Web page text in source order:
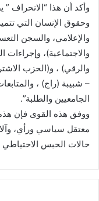
وأكد أن هذا “الانحراف
وحقوق الإنسان التي
والإعلامي، والسجن
والاجتماعية)، وإجراءات
والرقي) ، و(الحزب
– شبيبة (راج) ،
الجامعيين والطلبة”.
معتقل سياسي ورأي،
حالات الحبس الاحتياطي